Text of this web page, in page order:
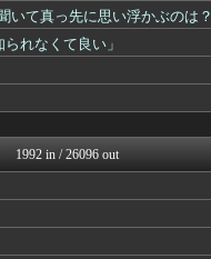
らまめ2ch
ズッター速報
ニ速
ールデンタイムズ
ビット速報
なんJミュージアム
しみつ-5chまとめ-
たしん！
いて真っ先に思い浮かぶのは？
れなくて良い」
1992 in / 26096 out